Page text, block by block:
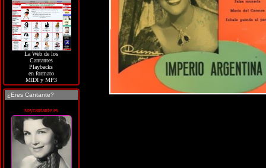
La Web de los
Cantantes
Playbacks
en formato
MIDI y MP3
¿Eres Cantante?
soycantante.es